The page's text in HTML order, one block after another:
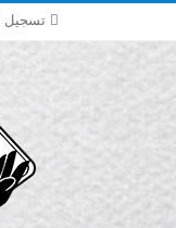
تسجيل